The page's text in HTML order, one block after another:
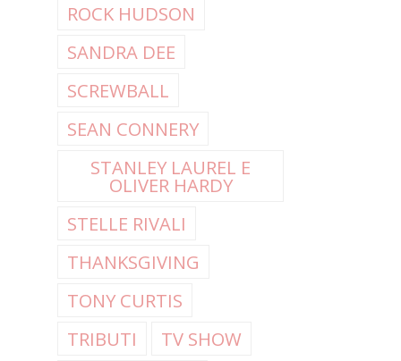
ROCK HUDSON
SANDRA DEE
SCREWBALL
SEAN CONNERY
STANLEY LAUREL E
OLIVER HARDY
STELLE RIVALI
THANKSGIVING
TONY CURTIS
TRIBUTI
TV SHOW